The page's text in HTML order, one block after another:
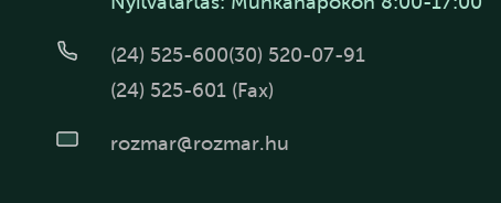
(24) 525-600(30) 520-07-91
(24) 525-601 (Fax)
rozmar@rozmar.hu